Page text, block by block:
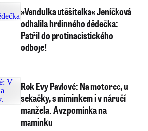
»Vendulka utěšitelka« Jeníčková
odhalila hrdinného dědečka:
Patřil do protinacistického
odboje!
Rok Evy Pavlové: Na motorce, u
sekačky, s miminkem i v náručí
manžela. A vzpomínka na
maminku